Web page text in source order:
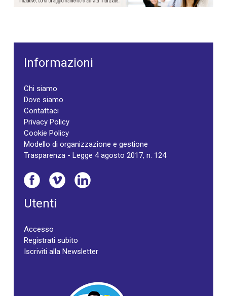
Informazioni
Chi siamo
Dove siamo
Contattaci
Privacy Policy
Cookie Policy
Modello di organizzazione e gestione
Trasparenza - Legge 4 agosto 2017, n. 124
Utenti
Accesso
Registrati subito
Iscriviti alla Newsletter